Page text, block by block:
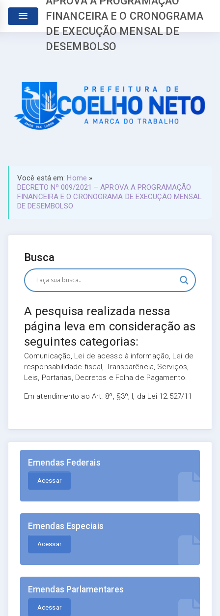
FINANCEIRA E O CRONOGRAMA
DE EXECUÇÃO MENSAL DE
DESEMBOLSO
Você está em:Home »
DECRETO Nº 009/2021 – APROVA A PROGRAMAÇÃO
FINANCEIRA E O CRONOGRAMA DE EXECUÇÃO MENSAL
DE DESEMBOLSO
Busca
A pesquisa realizada nessa
página leva em consideração as
seguintes categorias:
Comunicação, Lei de acesso à informação, Lei de
responsabilidade fiscal, Transparência, Serviços,
Leis, Portarias, Decretos e Folha de Pagamento.
Em atendimento ao Art. 8º, §3º, I, da Lei 12.527/11
Emendas Federais
Acessar
Emendas Especiais
Acessar
Emendas Parlamentares
Acessar